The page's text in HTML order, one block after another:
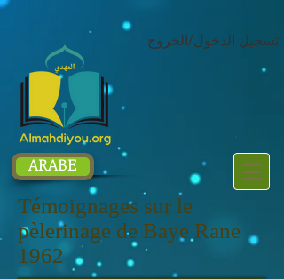
google.com, pub-1214054292722785, DIRECT, f08c47fec0942fa0
تسجيل الدخول/الخروج
ARABE
Témoignages sur le
pèlerinage de Baye Rane
1962